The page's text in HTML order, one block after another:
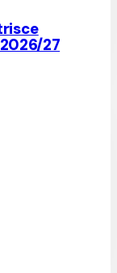
27